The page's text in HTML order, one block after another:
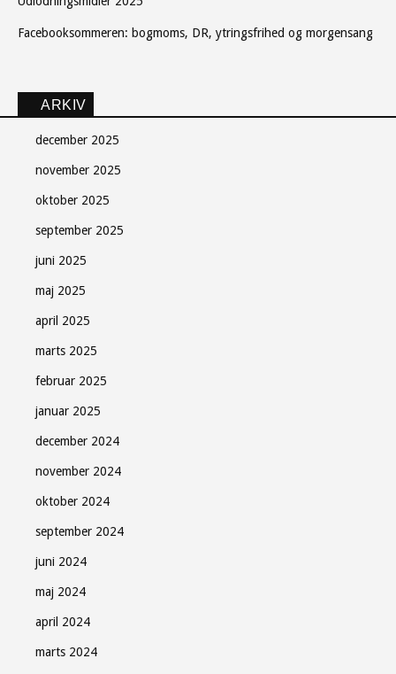
Facebooksommeren: bogmoms, DR, ytringsfrihed og morgensang
ARKIV
december 2025
november 2025
oktober 2025
september 2025
juni 2025
maj 2025
april 2025
marts 2025
februar 2025
januar 2025
december 2024
november 2024
oktober 2024
september 2024
juni 2024
maj 2024
april 2024
marts 2024